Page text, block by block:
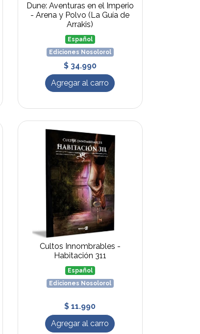
Dune: Aventuras en el Imperio
- Arena y Polvo (La Guía de
Arrakis)
Español
Ediciones Nosolorol
$ 34.990
Agregar al carro
Cultos Innombrables -
Habitación 311
Español
Ediciones Nosolorol
$ 11.990
Agregar al carro